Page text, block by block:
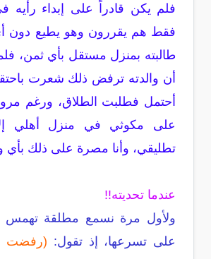
فلم يكن قادراً على إبداء رأيه
فقط هم يقررون وهو يطيع دون
طالبته بمنزل مستقل بأي ثمن،
أن والدته ترفض ذلك شعرت
أحتمل فطلبت الطلاق، ورغم
على مكوثي في منزل أهلي
تطليقي، وأنا مصرة على ذلك بأي
عندما تحديته!!
ولأول مرة نسمع مطلقة تهمس
على تسرعها، إذ تقول: (رفضت